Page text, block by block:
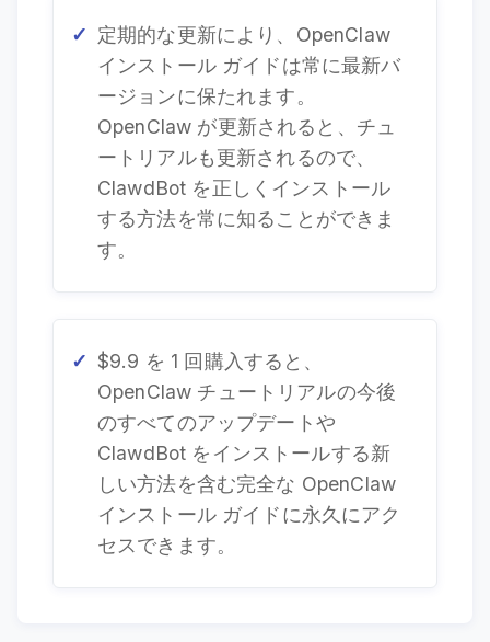
定期的な更新により、OpenClaw
インストール ガイドは常に最新バ
ージョンに保たれます。
OpenClaw が更新されると、チュ
ートリアルも更新されるので、
ClawdBot を正しくインストール
する方法を常に知ることができま
す。
$9.9 を 1 回購入すると、
OpenClaw チュートリアルの今後
のすべてのアップデートや
ClawdBot をインストールする新
しい方法を含む完全な OpenClaw
インストール ガイドに永久にアク
セスできます。